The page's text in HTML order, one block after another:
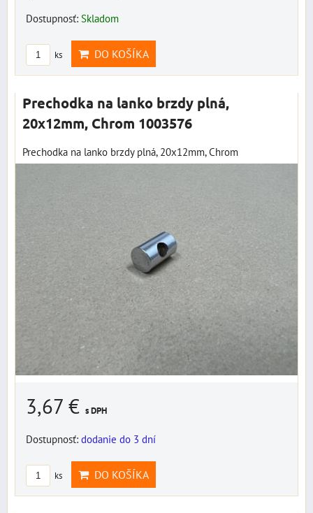
Dostupnosť: Skladom
ks DO KOŠÍKA
Prechodka na lanko brzdy plná,
20x12mm, Chrom 1003576
Prechodka na lanko brzdy plná, 20x12mm, Chrom
3,67 € s DPH
Dostupnosť: dodanie do 3 dní
ks DO KOŠÍKA